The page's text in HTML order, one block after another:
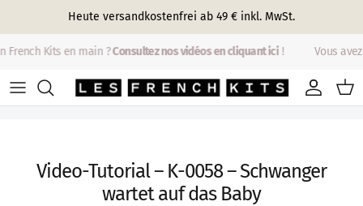
Heute versandkostenfrei ab 49 € inkl. MwSt.
French Kits en main ?Consultez nos vidéos en cliquant ici! Vous
Konto
Video-Tutorial – K-0058 – Schwanger
wartet auf das Baby